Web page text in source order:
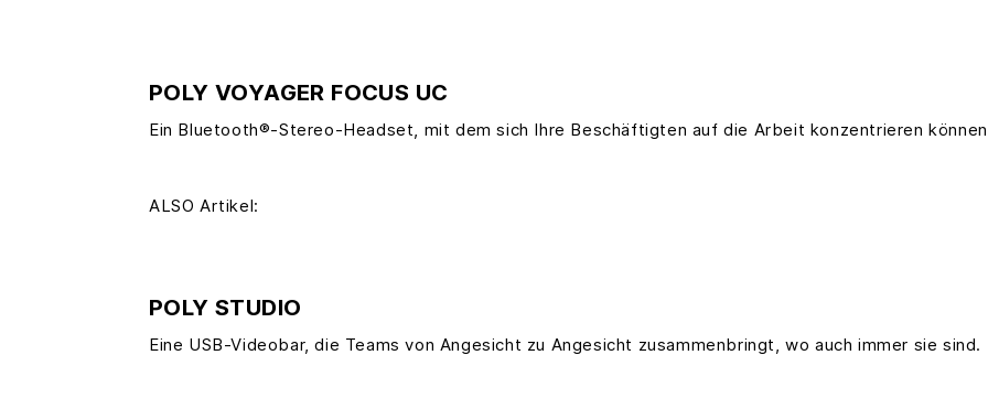
POLY VOYAGER FOCUS UC
Ein Bluetooth®-Stereo-Headset, mit dem sich Ihre Beschäftigten auf die Arbeit konzentrieren
ALSO Artikel:
POLY STUDIO
Eine USB-Videobar, die Teams von Angesicht zu Angesicht zusammenbringt, wo auch immer sie sind.